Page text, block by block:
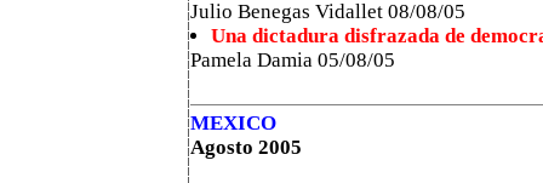
Julio Benegas Vidallet 08/08/05
Una dictadura disfrazada de
Pamela Damia 05/08/05
MEXICO
Agosto 2005